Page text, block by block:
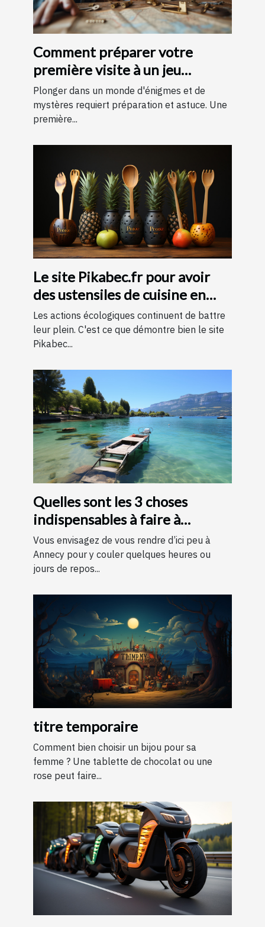
Comment préparer votre
première visite à un jeu
d'évasion : conseils et astuces
pour une expérience
mémorable
Plonger dans un monde d'énigmes et de
mystères requiert préparation et astuce. Une
première...
Le site Pikabec.fr pour avoir
des ustensiles de cuisine en
bois
Les actions écologiques continuent de battre
leur plein. C'est ce que démontre bien le site
Pikabec...
Quelles sont les 3 choses
indispensables à faire à
Annecy ?
Vous envisagez de vous rendre d’ici peu à
Annecy pour y couler quelques heures ou
jours de repos...
titre temporaire
Comment bien choisir un bijou pour sa
femme ? Une tablette de chocolat ou une
rose peut faire...